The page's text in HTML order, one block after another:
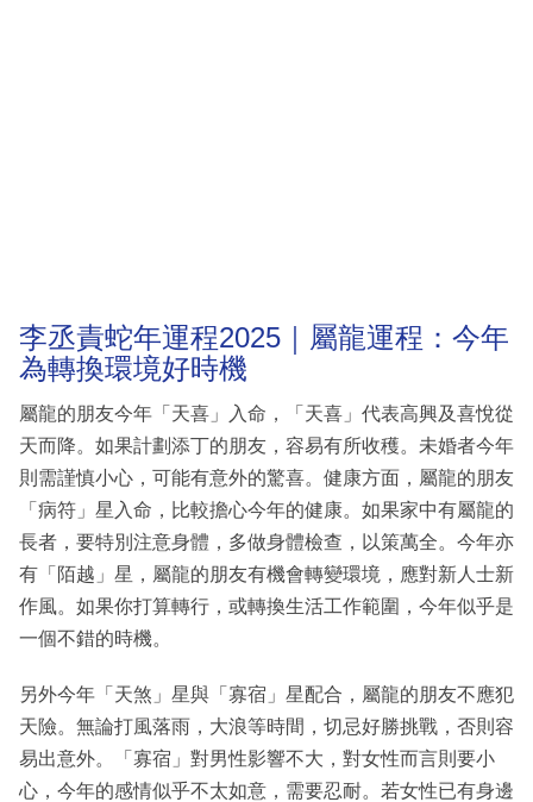
李丞責蛇年運程2025｜屬龍運程：今年
為轉換環境好時機
屬龍的朋友今年「天喜」入命，「天喜」代表高興及喜悅從
天而降。如果計劃添丁的朋友，容易有所收穫。未婚者今年
則需謹慎小心，可能有意外的驚喜。健康方面，屬龍的朋友
「病符」星入命，比較擔心今年的健康。如果家中有屬龍的
長者，要特別注意身體，多做身體檢查，以策萬全。今年亦
有「陌越」星，屬龍的朋友有機會轉變環境，應對新人士新
作風。如果你打算轉行，或轉換生活工作範圍，今年似乎是
一個不錯的時機。
另外今年「天煞」星與「寡宿」星配合，屬龍的朋友不應犯
天險。無論打風落雨，大浪等時間，切忌好勝挑戰，否則容
易出意外。「寡宿」對男性影響不大，對女性而言則要小
心，今年的感情似乎不太如意，需要忍耐。若女性已有身邊